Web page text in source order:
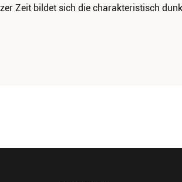
Zeit bildet sich die charakteristisch